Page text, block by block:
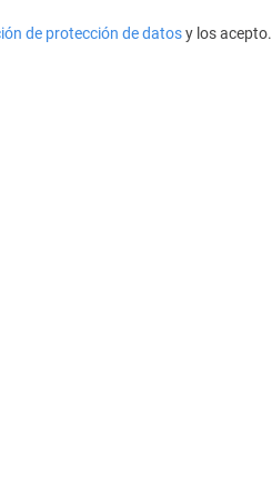
de protección de datosy los acepto.